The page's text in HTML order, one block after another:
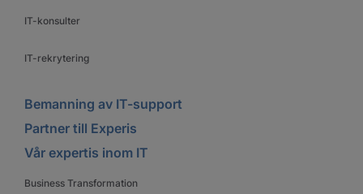
IT-konsulter
IT-rekrytering
Bemanning av IT-support
Partner till Experis
Vår expertis inom IT
Business Transformation